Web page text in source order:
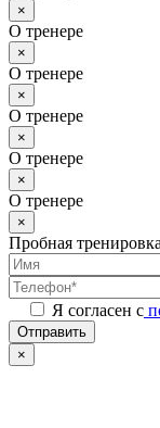
×
О тренере
×
О тренере
×
О тренере
×
О тренере
×
О тренере
×
Пробная тренировка
Я согласен с
Отправить
×